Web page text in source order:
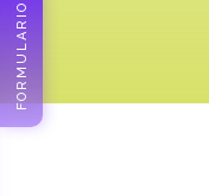
FORMULARIO